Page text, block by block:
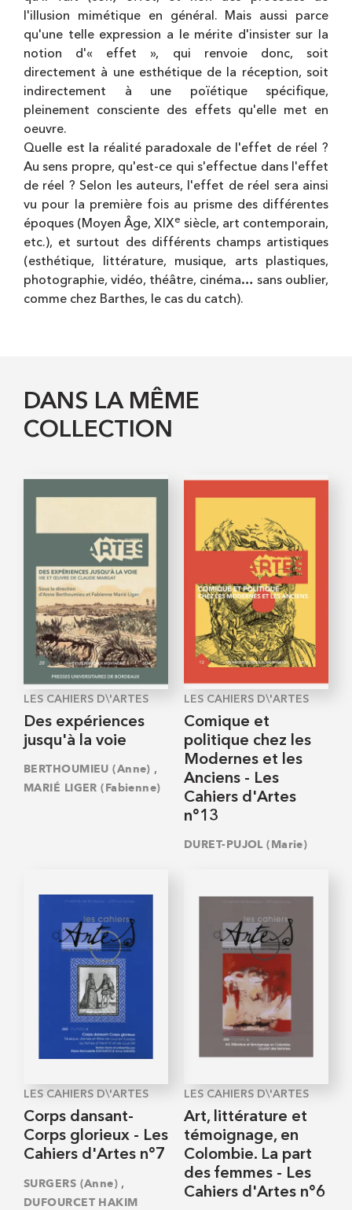
l'illusion mimétique en général. Mais aussi parce
qu'une telle expression a le mérite d'insister sur la
notion d'« effet », qui renvoie donc, soit
directement à une esthétique de la réception, soit
indirectement à une poïétique spécifique,
pleinement consciente des effets qu'elle met en
oeuvre.
Quelle est la réalité paradoxale de l'effet de réel ?
Au sens propre, qu'est-ce qui s'effectue dans l'effet
de réel ? Selon les auteurs, l'effet de réel sera ainsi
vu pour la première fois au prisme des différentes
époques (Moyen Âge, XIXe siècle, art contemporain,
etc.), et surtout des différents champs artistiques
(esthétique, littérature, musique, arts plastiques,
photographie, vidéo, théâtre, cinéma… sans oublier,
comme chez Barthes, le cas du catch).
DANS LA MÊME
COLLECTION
LES CAHIERS D\'ARTES
Des expériences
jusqu'à la voie
BERTHOUMIEU (Anne) ,
MARIÉ LIGER (Fabienne)
LES CAHIERS D\'ARTES
Comique et
politique chez les
Modernes et les
Anciens - Les
Cahiers d'Artes
n°13
DURET-PUJOL (Marie)
LES CAHIERS D\'ARTES
Corps dansant-
Corps glorieux - Les
Cahiers d'Artes n°7
SURGERS (Anne) ,
DUFOURCET HAKIM
LES CAHIERS D\'ARTES
Art, littérature et
témoignage, en
Colombie. La part
des femmes - Les
Cahiers d'Artes n°6